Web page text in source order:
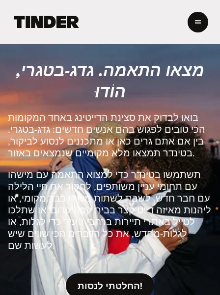
ת
י
נ
ד
ר
מצאו התאמה. גדג-בטגרי,
הוֹדוּ
בואו לבדוק את סצינת הדייטינג באחד המקומות
הכי טובים לפגוש בהם אנשים חדשים: גדג-בטגרי.
בין אם אתם גרים כאן או מתכננים לנסוע לביקור,
בטינדר תמצאו מלא מקומיים שנמצאים באזור.
תשתמשו בטינדר כדי למצוא התאמה עם מישהו
עם תחומי עניין משותפים, לחקור את חיי הלילה
עם חבר חדש, לשבת לשתות משהו בבר מקומי, או
ליהנות מאיזה דייט קצר בבית קפה קרוב. או שתלכו
לטייל באתרי תיירות ברחבי העיר כדי לגלות, או
לגלות‑מחדש, את כל הדברים הכי שווים שיש
לעשות שם.
החלטתי לנסות!